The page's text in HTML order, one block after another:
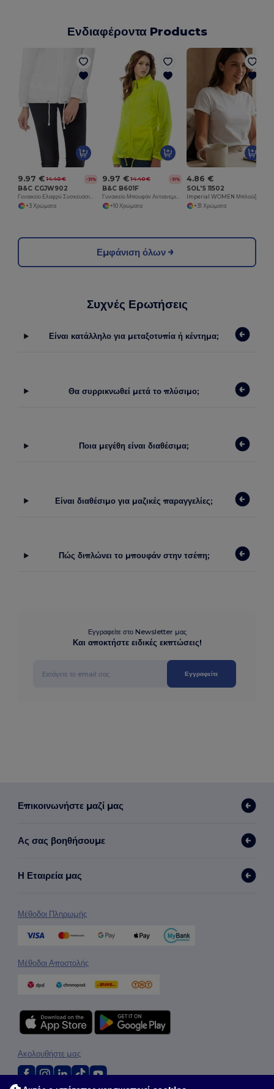
Ενδιαφέροντα Products
9.97 € 14.40 € -31%
B&C CGJW902
Γυναικείο Ελαφρύ Συσκευάσιμο Μπουφάν Νάιλον
+3 Χρώματα
9.97 € 14.40 € -31%
B&C B601F
Γυναικείο Μπουφάν Αντιανεμικό με Κρυφή Κουκούλα
+10 Χρώματα
4.86 €
SOL'S 11502
+31 Χρώματα
Εμφάνιση όλων
Συχνές Ερωτήσεις
Είναι κατάλληλο για μεταξοτυπία ή κέντημα;
Θα συρρικνωθεί μετά το πλύσιμο;
Ποια μεγέθη είναι διαθέσιμα;
Είναι διαθέσιμο για μαζικές παραγγελίες;
Πώς διπλώνει το μπουφάν στην τσέπη;
Εγγραφείτε στο Newsletter μας
Και αποκτήστε ειδικές εκπτώσεις!
Εγγραφείτε
Επικοινωνήστε μαζί μας
Ας σας βοηθήσουμε
Η Εταιρεία μας
Μέθοδοι Πληρωμής
Μέθοδοι Αποστολής
Ακολουθήστε μας